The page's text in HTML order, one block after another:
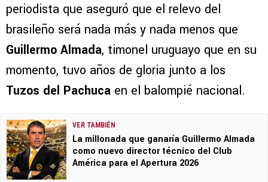
periodista que aseguró que el relevo del
brasileño será nada más y nada menos que
Guillermo Almada, timonel uruguayo que en su
momento, tuvo años de gloria junto a los
Tuzos del Pachuca en el balompié nacional.
VER TAMBIÉN
La millonada que ganaría Guillermo Almada
como nuevo director técnico del Club
América para el Apertura 2026